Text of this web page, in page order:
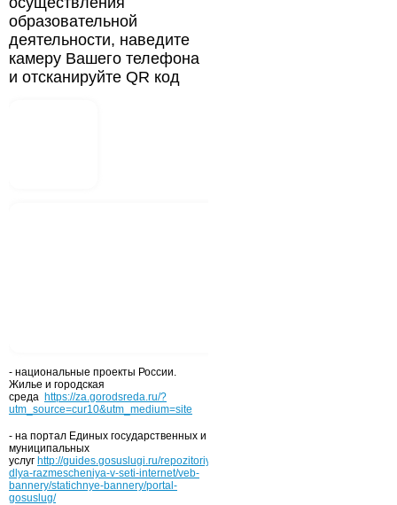
образовательной
деятельности, наведите
камеру Вашего телефона
и отсканируйте QR код
- национальные проекты России.
Жилье и городская
среда https://za.gorodsreda.ru/?
utm_source=cur10&utm_medium=site
- на портал Единых государственных и
муниципальных
услуг http://guides.gosuslugi.ru/repozitoriy/materialy-
dlya-razmescheniya-v-seti-internet/veb-
bannery/statichnye-bannery/portal-
gosuslug/